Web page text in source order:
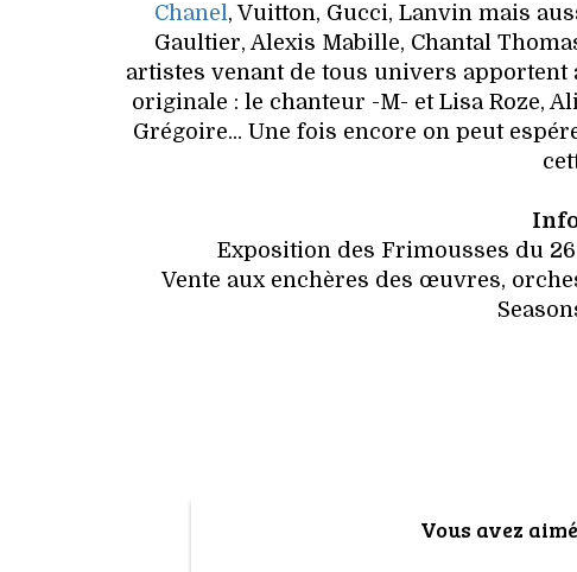
Chanel, Vuitton, Gucci, Lanvin mais
Gaultier, Alexis Mabille, Chantal
artistes venant de tous univers
originale : le chanteur -­M-­ et Lisa Roze,
Grégoire... Une fois encore on peut
Exposition des Frimousses du
Vente aux enchères des œuvres,
Vous avez